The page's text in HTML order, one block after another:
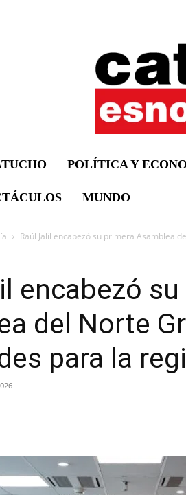
POLÍTICA Y
MUNDO
Raúl Jalil encabezó su primera Asamblea
encabezó
del Norte
para la